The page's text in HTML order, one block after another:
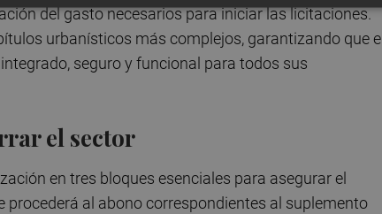
del gasto necesarios para iniciar las licitaciones.
urbanísticos más complejos, garantizando que el
seguro y funcional para todos sus
el sector
en tres bloques esenciales para asegurar el
al abono correspondientes al suplemento